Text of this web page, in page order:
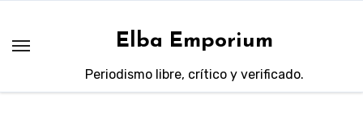
contenido
Elba Emporium
Periodismo libre, crítico y verificado.